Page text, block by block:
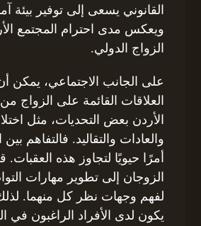
القانوني يسعى إلى توفير بيئة
ويعكس مدى احترام المجتمع
الزواج الدولي.
على الجانب الاجتماعي، يمكن
العلاقات القائمة على الزواج
الأردن بعض التحديات، مثل
والعادات والتقاليد. فالتفاهم
أمرًا حيويًا لتجاوز هذه العقبات.
الزوجان إلى تطوير مهارات
لفهم وجهات نظر كل منهما.
يكون لدى الأفراد الراغبون في